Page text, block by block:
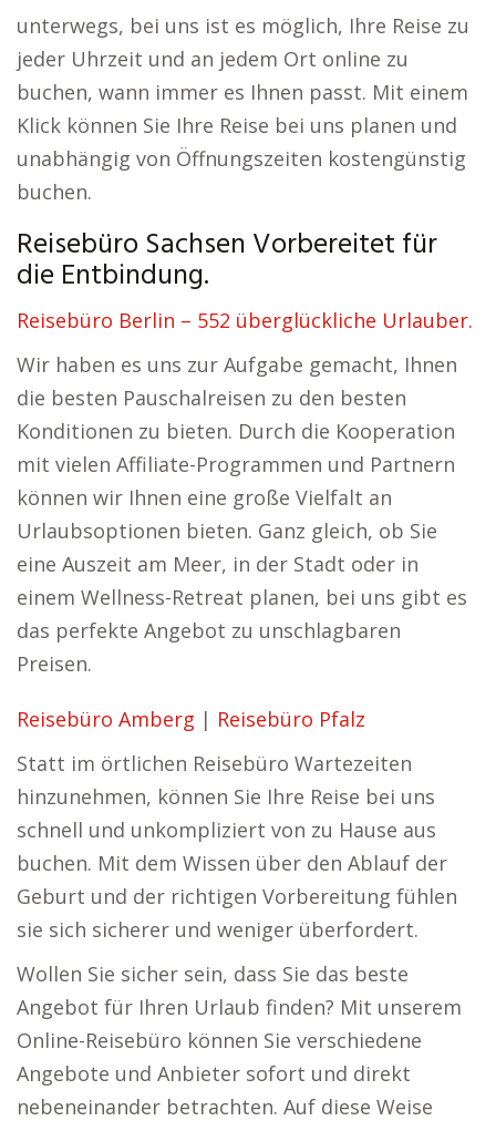
unterwegs, bei uns ist es möglich, Ihre Reise zu
jeder Uhrzeit und an jedem Ort online zu
buchen, wann immer es Ihnen passt. Mit einem
Klick können Sie Ihre Reise bei uns planen und
unabhängig von Öffnungszeiten kostengünstig
buchen.
Reisebüro Sachsen Vorbereitet für
die Entbindung.
Reisebüro Berlin – 552 überglückliche Urlauber.
Wir haben es uns zur Aufgabe gemacht, Ihnen
die besten Pauschalreisen zu den besten
Konditionen zu bieten. Durch die Kooperation
mit vielen Affiliate-Programmen und Partnern
können wir Ihnen eine große Vielfalt an
Urlaubsoptionen bieten. Ganz gleich, ob Sie
eine Auszeit am Meer, in der Stadt oder in
einem Wellness-Retreat planen, bei uns gibt es
das perfekte Angebot zu unschlagbaren
Preisen.
Reisebüro Amberg | Reisebüro Pfalz
Statt im örtlichen Reisebüro Wartezeiten
hinzunehmen, können Sie Ihre Reise bei uns
schnell und unkompliziert von zu Hause aus
buchen. Mit dem Wissen über den Ablauf der
Geburt und der richtigen Vorbereitung fühlen
sie sich sicherer und weniger überfordert.
Wollen Sie sicher sein, dass Sie das beste
Angebot für Ihren Urlaub finden? Mit unserem
Online-Reisebüro können Sie verschiedene
Angebote und Anbieter sofort und direkt
nebeneinander betrachten. Auf diese Weise